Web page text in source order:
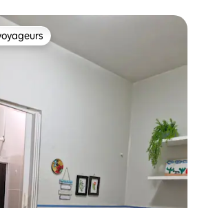
les plus appréciés